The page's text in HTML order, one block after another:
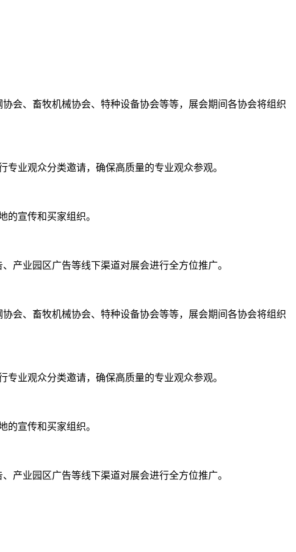
会、畜牧机械协会、特种设备协会等等，展会期间各协会将组织
业观众分类邀请，确保高质量的专业观众参观。
宣传和买家组织。
产业园区广告等线下渠道对展会进行全方位推广。
会、畜牧机械协会、特种设备协会等等，展会期间各协会将组织
业观众分类邀请，确保高质量的专业观众参观。
宣传和买家组织。
产业园区广告等线下渠道对展会进行全方位推广。